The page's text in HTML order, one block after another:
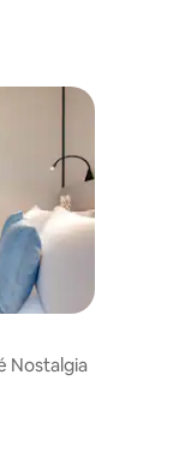
Nostalgia